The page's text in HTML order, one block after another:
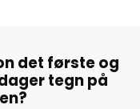
det første og
tegn på